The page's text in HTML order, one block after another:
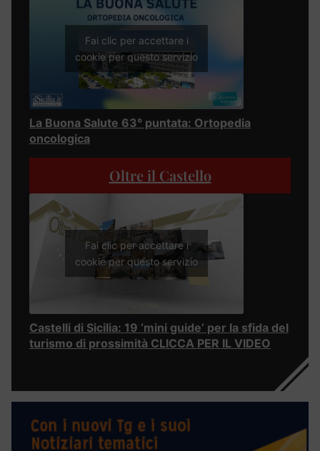
Fai clic per accettare i
cookie per questo servizio
La Buona Salute 63° puntata: Ortopedia
oncologica
Oltre il Castello
Fai clic per accettare i
cookie per questo servizio
Castelli di Sicilia: 19 ‘mini guide’ per la sfida del
turismo di prossimità CLICCA PER IL VIDEO